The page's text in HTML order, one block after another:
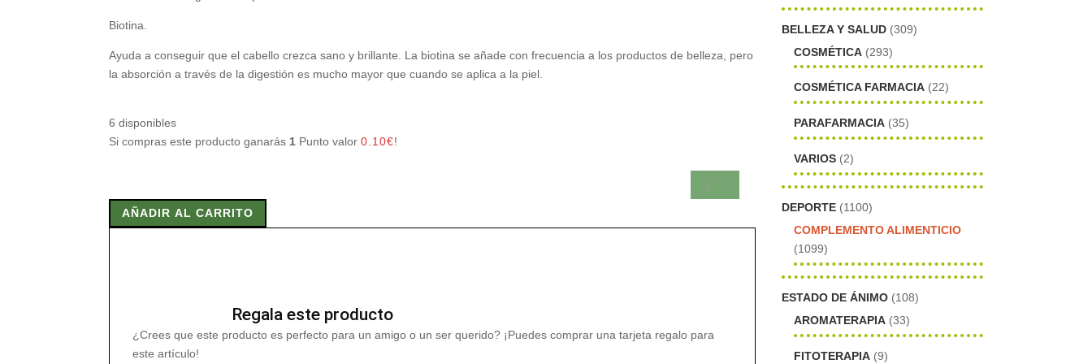
Biotina.
Ayuda a conseguir que el cabello crezca sano y brillante. La biotina se añade con frecuencia a los productos de belleza, pero
la absorción a través de la digestión es mucho mayor que cuando se aplica a la piel.
6 disponibles
Si compras este producto ganarás 1 Punto valor0.10€!
300
mcgAÑADIR AL CARRITO
Regala este producto
¿Crees que este producto es perfecto para un amigo o un ser querido? ¡Puedes comprar una tarjeta regalo para
este artículo!
BELLEZA Y SALUD (309)
COSMÉTICA (293)
COSMÉTICA FARMACIA (22)
PARAFARMACIA (35)
VARIOS (2)
DEPORTE (1100)
COMPLEMENTO ALIMENTICIO
(1099)
ESTADO DE ÁNIMO (108)
AROMATERAPIA (33)
FITOTERAPIA (9)